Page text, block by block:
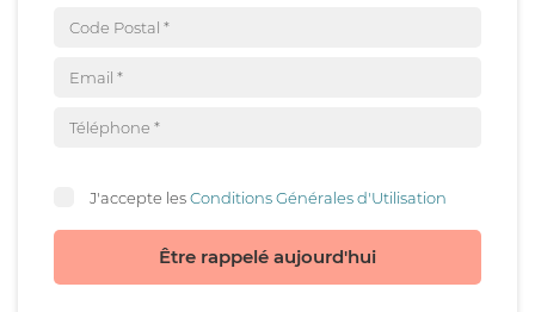
J'accepte lesConditions Générales d'Utilisation
Être rappelé aujourd'hui